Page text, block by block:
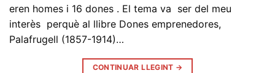
eren homes i 16 dones . El tema va ser del meu
interès perquè al llibre Dones emprenedores,
Palafrugell (1857-1914)…
CONTINUAR LLEGINT →